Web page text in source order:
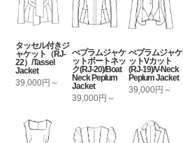
タッセル付きジ
ャケット（RJ-
22）/Tassel
Jacket
39,000円～
ぺプラムジャケ
ットボートネッ
ク(RJ-20)/Boat
Neck Peplum
Jacket
39,000円～
ぺプラムジャケ
ットVカット
(RJ-19)/V-Neck
Peplum Jacket
39,000円～